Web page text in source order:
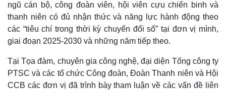
Kinh tế
Bất động sản
Khởi nghiệp
Thị trường
Giá vàng
Tiêu dùng
Tỷ giá
Giá cà phê
ngũ cán bộ, công đoàn viên, hội viên cựu chiến binh và
thanh niên có đủ nhận thức và năng lực hành động theo
các “tiêu chí trong thời kỳ chuyển đổi số” tại đơn vị mình,
giai đoạn 2025-2030 và những năm tiếp theo.
Tại Tọa đàm, chuyên gia công nghệ, đại diện Tổng công ty
PTSC và các tổ chức Công đoàn, Đoàn Thanh niên và Hội
CCB các đơn vị đã trình bày tham luận về các vấn đề liên